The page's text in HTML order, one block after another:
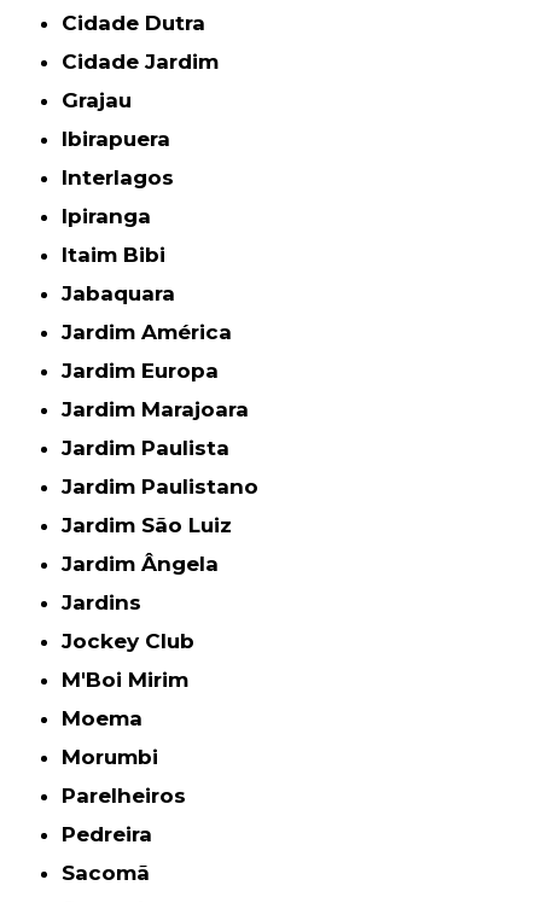
Cidade Dutra
Cidade Jardim
Grajau
Ibirapuera
Interlagos
Ipiranga
Itaim Bibi
Jabaquara
Jardim América
Jardim Europa
Jardim Marajoara
Jardim Paulista
Jardim Paulistano
Jardim São Luiz
Jardim Ângela
Jardins
Jockey Club
M'Boi Mirim
Moema
Morumbi
Parelheiros
Pedreira
Sacomã